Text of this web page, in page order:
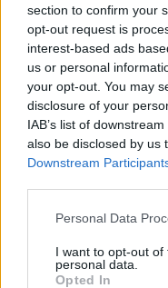
section to confirm your
opt-out request is
interest-based ads
us or personal
your opt-out. You may
disclosure of your
IAB’s list of
also be disclosed by us
Downstream
Personal Data
I want to opt-out
personal data.
Opted In
ΔΕΙΤΕ ΕΠΙΣΗΣ
ΣΤΗΝ ΙΔΙΑ